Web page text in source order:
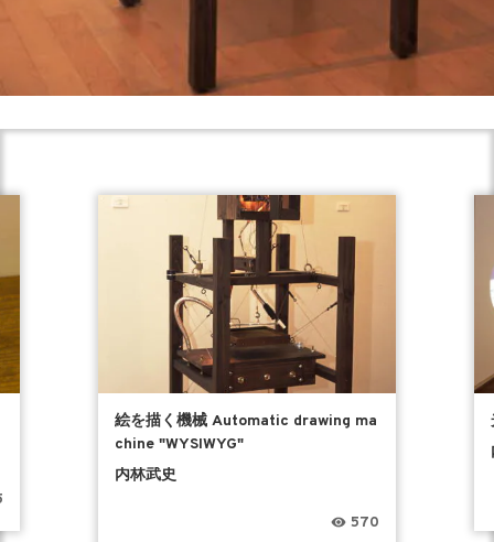
絵を描く機械 Automatic drawing ma
chine "WYSIWYG"
内林武史
570